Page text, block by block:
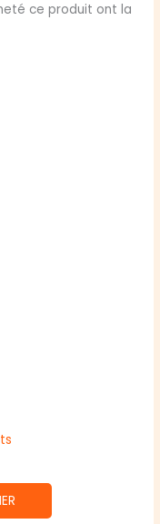
ce produit ont la